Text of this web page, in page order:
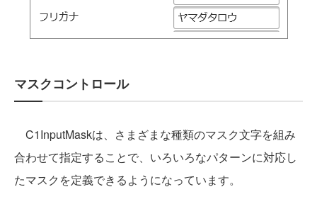
マスクコントロール
C1InputMaskは、さまざまな種類のマスク文字を組み
合わせて指定することで、いろいろなパターンに対応し
たマスクを定義できるようになっています。